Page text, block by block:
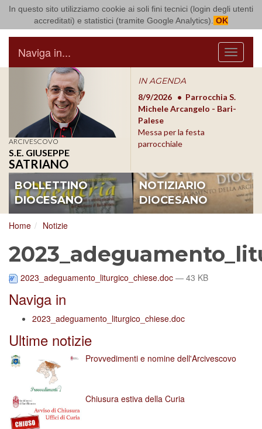
In questo sito utilizziamo cookie ai soli fini tecnici (login degli utenti
accreditati) e statistici (tramite Google Analytics). OK
Arcidiocesi di Bari Bitonto
Menu
Naviga in...
ARCIVESCOVO
S.E. GIUSEPPE
SATRIANO
IN AGENDA
8/17/2026
Conversano
Conferenza Episcopale
Pugliese
8/9/2026
Parrocchia S.
Michele Arcangelo - Bari-
Palese
Messa per la festa
parrocchiale
BOLLETTINO
DIOCESANO
NOTIZIARIO
DIOCESANO
Home Notizie
2023_adeguamento_liturgico_chiese.doc — 43 KB
Naviga in
2023_adeguamento_liturgico_chiese.doc
Ultime notizie
Provvedimenti e nomine dell'Arcivescovo
Chiusura estiva della Curia